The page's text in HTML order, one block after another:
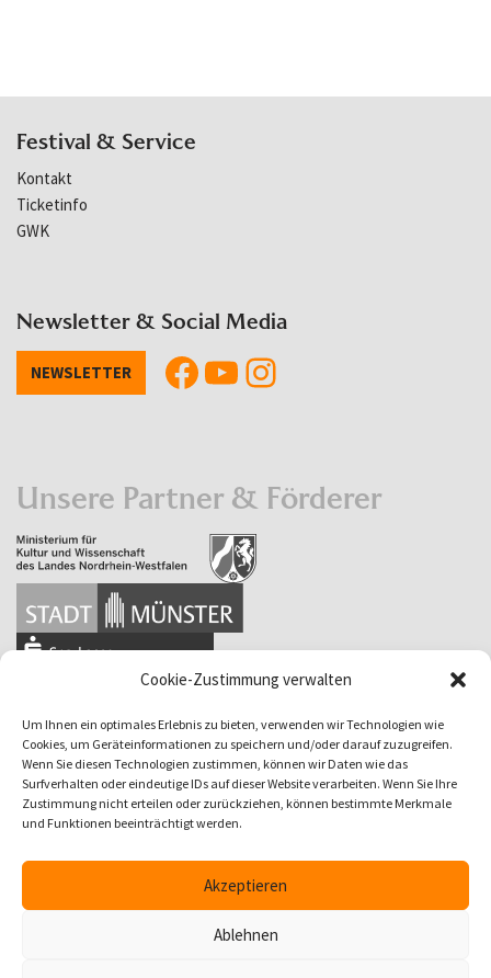
Cookie-Zustimmung verwalten
Um Ihnen ein optimales Erlebnis zu bieten, verwenden wir Technologien wie
Cookies, um Geräteinformationen zu speichern und/oder darauf zuzugreifen.
Wenn Sie diesen Technologien zustimmen, können wir Daten wie das
Surfverhalten oder eindeutige IDs auf dieser Website verarbeiten. Wenn Sie Ihre
Zustimmung nicht erteilen oder zurückziehen, können bestimmte Merkmale
und Funktionen beeinträchtigt werden.
Akzeptieren
Ablehnen
Festival & Service
Kontakt
Ticketinfo
GWK
Newsletter & Social Media
NEWSLETTER
Unsere Partner & Förderer